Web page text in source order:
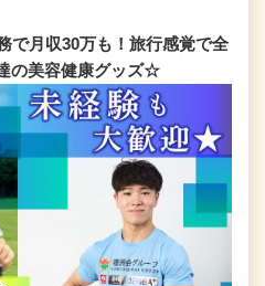
で月収30万も！旅行感覚で全
の美容健康グッズ☆